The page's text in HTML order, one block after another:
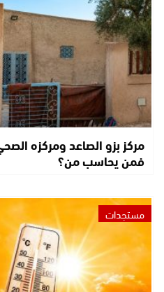
مركز بزو الصاعد ومركزه
فمن يحاسب من؟
مستجدات